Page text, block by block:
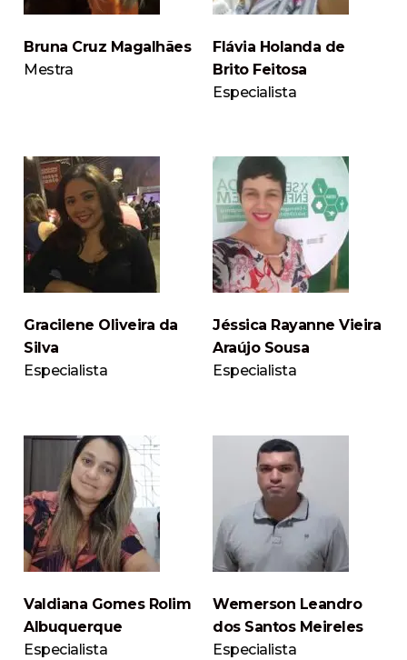
Bruna Cruz Magalhães
Mestra
Flávia Holanda de
Brito Feitosa
Especialista
Gracilene Oliveira da
Silva
Especialista
Jéssica Rayanne Vieira
Araújo Sousa
Especialista
Valdiana Gomes Rolim
Albuquerque
Especialista
Wemerson Leandro
dos Santos Meireles
Especialista